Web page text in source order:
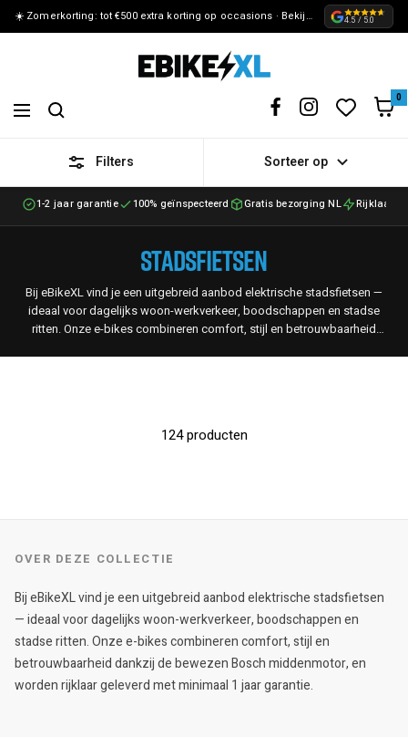
METEEN ☀️ Zomerkorting: tot €500 extra korting op occasions · Bekijk de actie » 4.5 / 5.0
eBikeXL
Navigation
0
Filters Sorteer op
1-2 jaar garantie 100% geïnspecteerd Gratis bezorging NL Rijklaar
Stadsfietsen
Bij eBikeXL vind je een uitgebreid aanbod elektrische stadsfietsen —
ideaal voor dagelijks woon-werkverkeer, boodschappen en stadse
ritten. Onze e-bikes combineren comfort, stijl en betrouwbaarheid
124 producten
OVER DEZE COLLECTIE
Bij eBikeXL vind je een uitgebreid aanbod elektrische stadsfietsen
— ideaal voor dagelijks woon-werkverkeer, boodschappen en
stadse ritten. Onze e-bikes combineren comfort, stijl en
betrouwbaarheid dankzij de bewezen Bosch middenmotor, en
worden rijklaar geleverd met minimaal 1 jaar garantie.